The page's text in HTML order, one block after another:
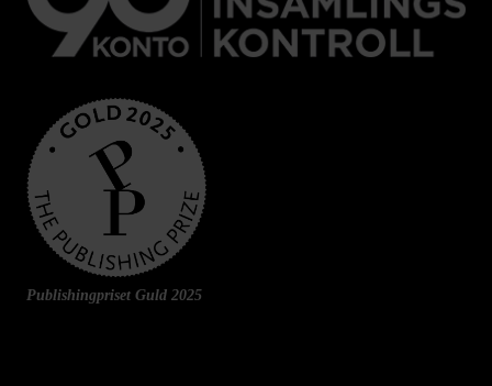
Publishingpriset Guld 2025